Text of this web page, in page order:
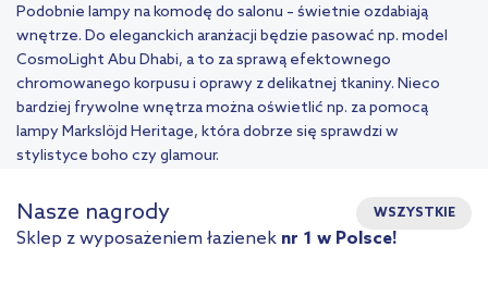
Podobnie lampy na komodę do salonu – świetnie ozdabiają
wnętrze. Do eleganckich aranżacji będzie pasować np. model
CosmoLight Abu Dhabi, a to za sprawą efektownego
chromowanego korpusu i oprawy z delikatnej tkaniny. Nieco
bardziej frywolne wnętrza można oświetlić np. za pomocą
lampy Markslöjd Heritage, która dobrze się sprawdzi w
stylistyce boho czy glamour.
Nasze nagrody WSZYSTKIE
Sklep z wyposażeniem łazienek nr 1 w Polsce!